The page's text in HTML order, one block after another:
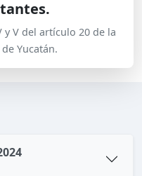
y V del artículo 20 de la
Yucatán.